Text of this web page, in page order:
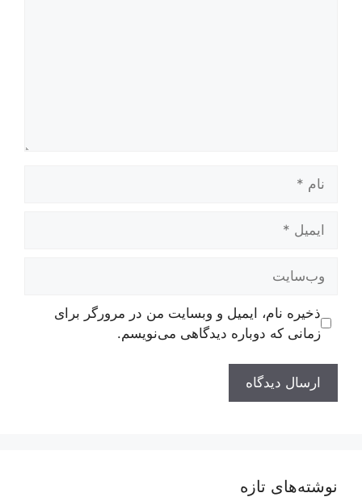
ذخیره نام، ایمیل و وبسایت من در مرورگر برای
زمانی که دوباره دیدگاهی می‌نویسم.
نوشته‌های تازه